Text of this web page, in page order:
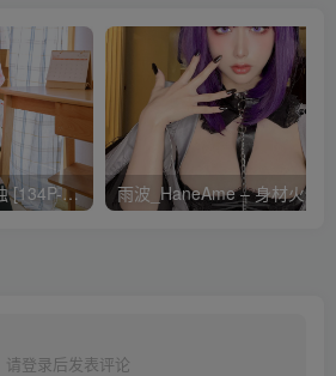
日奈娇 Vol.079 小孤独 [134P-1.84GB]
请登录后发表评论